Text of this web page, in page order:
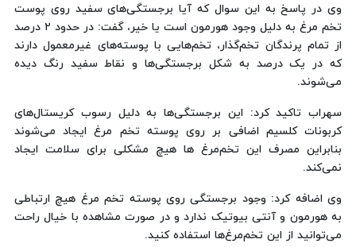
وی در پاسخ به این سوال که آیا برجستگی‌های سفید روی پوست
تخم مرغ به دلیل وجود هورمون است یا خیر، گفت: در حدود ۲ درصد
از تمام پرندگان تخم‌گذار، تخم‌هایی با پوسته‌های غیرمعمول دارند
که در یک درصد به شکل برجستگی‌ها و نقاط سفید رنگ دیده
می‌شوند.
سهراب تاکید کرد: این برجستگی‌ها به دلیل رسوب کریستال‌های
کربونات کلسیم اضافی بر روی پوسته تخم مرغ ایجاد می‌شوند
بنابراین مصرف این تخم‌مرغ ها هیچ مشکلی برای سلامت ایجاد
نمی‌کند.
وی اضافه کرد: وجود برجستگی روی پوسته تخم مرغ هیچ ارتباطی
به هورمون و آنتی بیوتیک ندارد و در صورت مشاهده با خیال راحت
می‌توانید از این تخم‌مرغ‌ها استفاده کنید.